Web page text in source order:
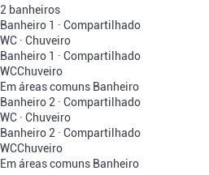
2 banheiros
Banheiro 1 · Compartilhado
WC · Chuveiro
Banheiro 1 · Compartilhado
WCChuveiro
Em áreas comuns Banheiro
Banheiro 2 · Compartilhado
WC · Chuveiro
Banheiro 2 · Compartilhado
WCChuveiro
Em áreas comuns Banheiro